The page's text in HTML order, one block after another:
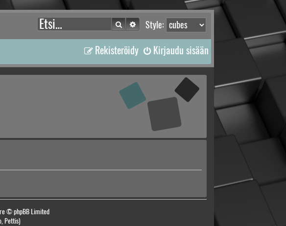
Style:
Etsi Tarkennettu haku
Kirjaudu sisään
Rekisteröidy
© phpBB Limited
Pettis)